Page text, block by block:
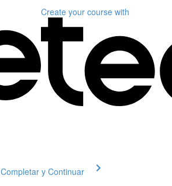
Create your course with
Completar y Continuar